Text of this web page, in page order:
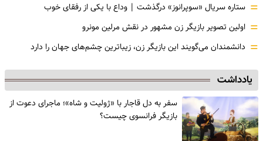
= ستاره سریال «سوپرانوز» درگذشت | وداع با یکی از رفقای خوب
= اولین تصویر بازیگر زن مشهور در نقش مرلین مونرو
= دانشمندان می‌گویند این بازیگر زن، زیباترین چشم‌های جهان را دارد
یادداشت
سفر به دل قاجار با «ژولیت و شاه»؛ ماجرای دعوت از
‌بازیگر فرانسوی چیست؟